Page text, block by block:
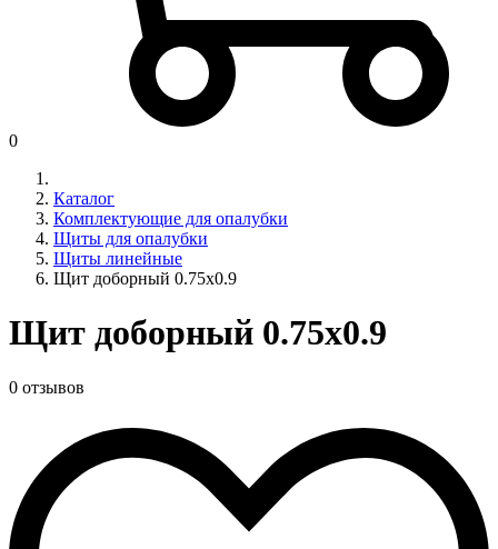
0
Каталог
Комплектующие для опалубки
Щиты для опалубки
Щиты линейные
Щит доборный 0.75x0.9
Щит доборный 0.75x0.9
0 отзывов